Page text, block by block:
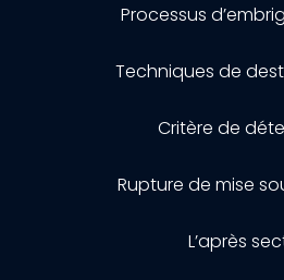
Processus
Techniques de
Critère de
Rupture de mise
L’après